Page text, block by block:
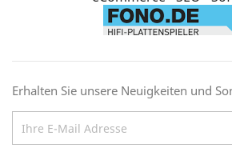
Erhalten Sie unsere Neuigkeiten und